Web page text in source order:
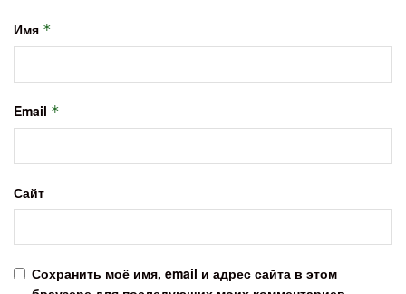
Имя *
Email *
Сайт
Сохранить моё имя, email и адрес сайта в этом